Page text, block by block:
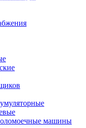
машины